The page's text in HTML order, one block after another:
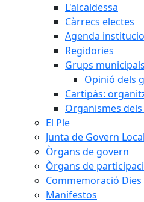
L'alcaldessa
Càrrecs electes
Agenda
Regidories
Grups municipals
Opinió dels
Cartipàs:
Organismes
El Ple
Junta de Govern Local
Òrgans de govern
Òrgans de
Commemoració
Manifestos